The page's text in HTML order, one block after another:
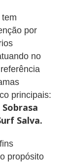
por
no
principais:
Salva.
propósito